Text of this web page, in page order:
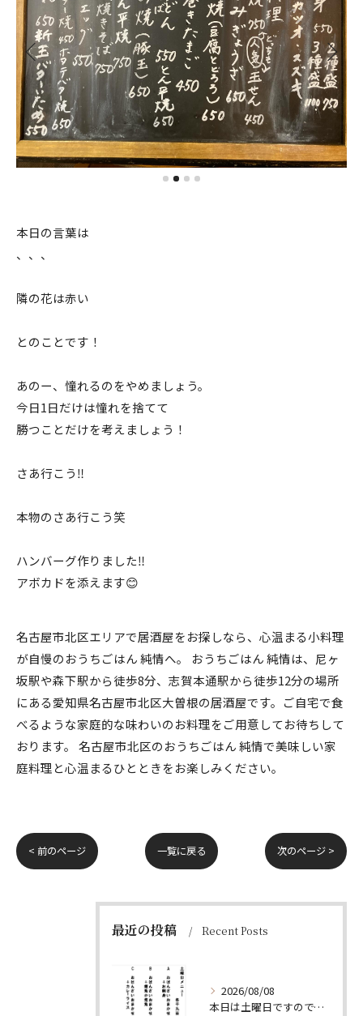
本日の言葉は
、、、
隣の花は赤い
とのことです！
あのー、憧れるのをやめましょう。
今日1日だけは憧れを捨てて
勝つことだけを考えましょう！
さあ行こう‼️
本物のさあ行こう笑
ハンバーグ作りました‼️
アボカドを添えます😊
名古屋市北区エリアで居酒屋をお探しなら、心温まる小料理
が自慢のおうちごはん 純情へ。 おうちごはん 純情は、尼ヶ
坂駅や森下駅から徒歩8分、志賀本通駅から徒歩12分の場所
にある愛知県名古屋市北区大曽根の居酒屋です。ご自宅で食
べるような家庭的な味わいのお料理をご用意してお待ちして
おります。 名古屋市北区のおうちごはん 純情で美味しい家
庭料理と心温まるひとときをお楽しみください。
< 前のページ 一覧に戻る 次のページ >
最近の投稿 Recent Posts
2026/08/08
本日は土曜日ですので、たくさん食べていってちょーよ‼️